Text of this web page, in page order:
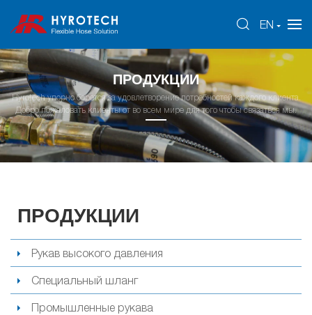
EN
ПРОДУКЦИИ
Hyrotech упорно борется за удовлетворение потребностей каждого клиента.
Добро пожаловать клиенты от во всем мире для того чтобы связаться мы.
ПРОДУКЦИИ
Рукав высокого давления
Специальный шланг
Промышленные рукава